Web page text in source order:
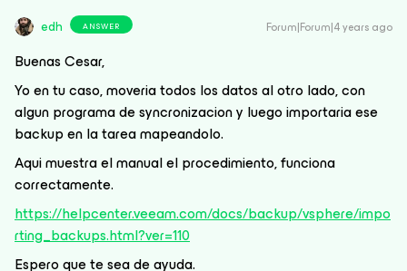
edh ANSWER Forum|Forum|4 years ago
Buenas Cesar,
Yo en tu caso, moveria todos los datos al otro lado, con
algun programa de syncronizacion y luego importaria ese
backup en la tarea mapeandolo.
Aqui muestra el manual el procedimiento, funciona
correctamente.
https://helpcenter.veeam.com/docs/backup/vsphere/impo
rting_backups.html?ver=110
Espero que te sea de ayuda.